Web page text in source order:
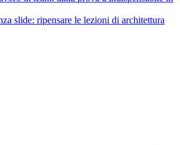
slide: ripensare le lezioni di architettura